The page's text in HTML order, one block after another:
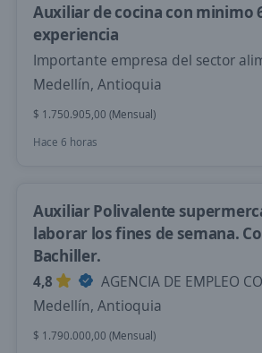
Auxiliar de cocina con minimo
experiencia
Importante empresa del sector
Medellín, Antioquia
$ 1.750.905,00 (Mensual)
Hace 6 horas
Auxiliar Polivalente
laborar los fines de semana.
Bachiller.
4,8
AGENCIA DE EMPLEO
Medellín, Antioquia
$ 1.790.000,00 (Mensual)